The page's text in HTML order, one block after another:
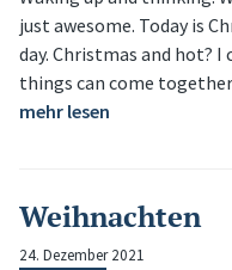
just awesome. Today is
day. Christmas and hot?
things can come
mehr lesen
Weihnachten
24. Dezember 2021